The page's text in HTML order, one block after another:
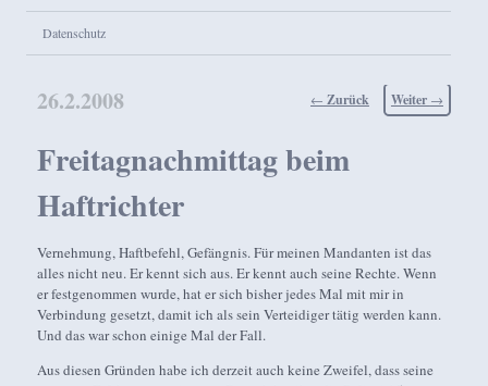
Datenschutz
Beitragsnavigation
← Zurück Weiter →
Freitagnachmittag beim
Haftrichter
26.2.2008
Vernehmung, Haftbefehl, Gefängnis. Für meinen Mandanten ist das
alles nicht neu. Er kennt sich aus. Er kennt auch seine Rechte. Wenn
er festgenommen wurde, hat er sich bisher jedes Mal mit mir in
Verbindung gesetzt, damit ich als sein Verteidiger tätig werden kann.
Und das war schon einige Mal der Fall.
Aus diesen Gründen habe ich derzeit auch keine Zweifel, dass seine